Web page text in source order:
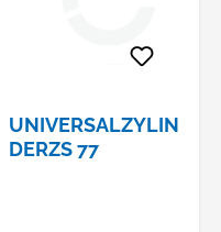
UNIVERSALZYLIN
DERZS 77